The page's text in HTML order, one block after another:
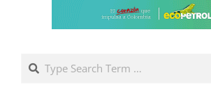
Search